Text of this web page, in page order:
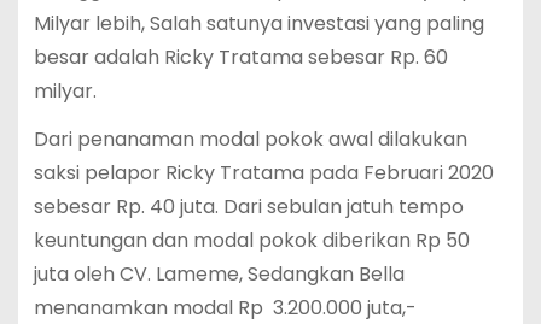
Milyar lebih, Salah satunya investasi yang paling
besar adalah Ricky Tratama sebesar Rp. 60
milyar.
Dari penanaman modal pokok awal dilakukan
saksi pelapor Ricky Tratama pada Februari 2020
sebesar Rp. 40 juta. Dari sebulan jatuh tempo
keuntungan dan modal pokok diberikan Rp 50
juta oleh CV. Lameme, Sedangkan Bella
menanamkan modal Rp 3.200.000 juta,-